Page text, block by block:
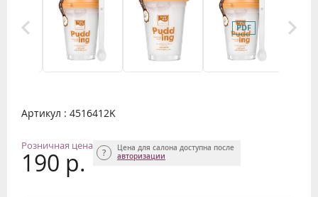
Артикул : 4516412K
Розничная цена
190 р.
Цена для салона доступна после
авторизации